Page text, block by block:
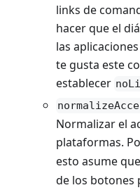
links de
hacer que el
las
te gusta este
establecer
Normalizar el
plataformas.
esto asume que
de los botones